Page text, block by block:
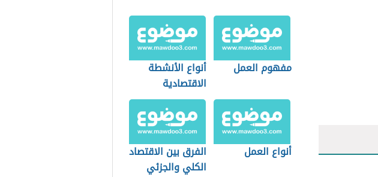
مفهوم العمل
أنواع الأنشطة
الاقتصادية
أنواع العمل
الفرق بين الاقتصاد
الكلي والجزئي